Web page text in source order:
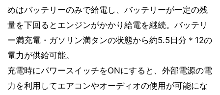
めはバッテリーのみで給電し、バッテリーが一定の残
量を下回るとエンジンがかかり給電を継続。バッテリ
ー満充電・ガソリン満タンの状態から約5.5日分＊12の
電力が供給可能。
充電時にパワースイッチをONにすると、外部電源の電
力を利用してエアコンやオーディオの使用が可能にな